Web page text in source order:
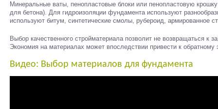
Минеральные ваты, пенопластовые блоки или пенопластовую
для бетона). Для гидроизоляции фундамента используют
используют битум, синтетические смолы, рубероид, армированное
Выбор качественного стройматериала позволит не возвращаться к
Экономия на материалах может впоследствии привести к
Видео: Выбор материалов для фундамента